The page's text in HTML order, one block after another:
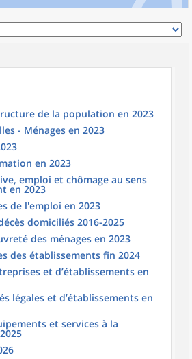
de la population en 2023
- Ménages en 2023
en 2023
emploi et chômage au sens
en 2023
de l'emploi en 2023
domiciliés 2016-2025
des ménages en 2023
des établissements fin 2024
et d’établissements en
légales et d’établissements en
et services à la